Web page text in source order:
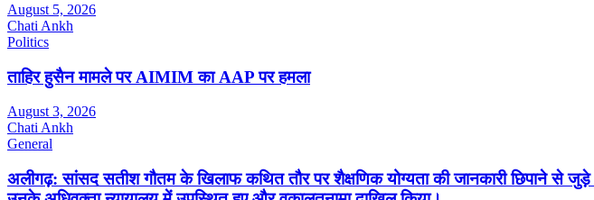
August 5, 2026
Chati Ankh
Politics
ताहिर हुसैन मामले पर AIMIM का AAP पर हमला
August 3, 2026
Chati Ankh
General
अलीगढ़: सांसद सतीश गौतम के खिलाफ कथित तौर पर शैक्षणिक योग्यता की जानकारी छिपाने से